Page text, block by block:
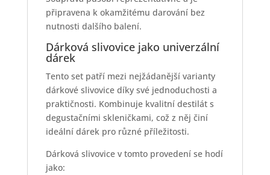
připravena k okamžitému darování bez
nutnosti dalšího balení.
Dárková slivovice jako univerzální
dárek
Tento set patří mezi nejžádanější varianty
dárkové slivovice díky své jednoduchosti a
praktičnosti. Kombinuje kvalitní destilát s
degustačními skleničkami, což z něj činí
ideální dárek pro různé příležitosti.
Dárková slivovice v tomto provedení se hodí
jako: